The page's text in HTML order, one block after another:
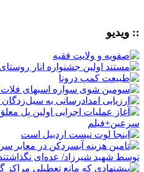
:: ویدیو